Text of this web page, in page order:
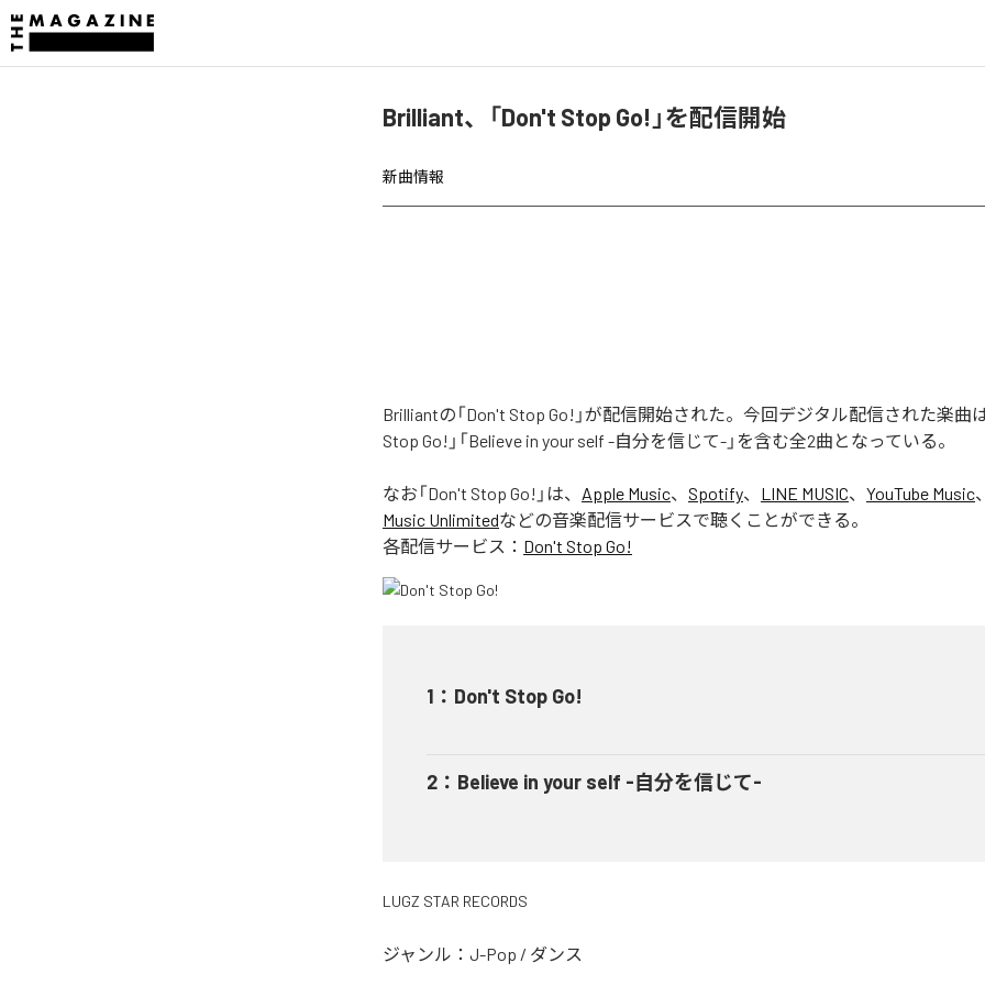
Brilliant、「Don't Stop Go!」を配信開始
新曲情報
Brilliantの「Don't Stop Go!」が配信開始された。今回デジタル配信された楽曲
Stop Go!」「Believe in your self -自分を信じて-」を含む全2曲となっている。
なお「Don't Stop Go! 」は、 Apple Music、 Spotify、 LINE MUSIC、 YouTube Music、
Music Unlimitedなどの音楽配信サービスで聴くことができる。
各配信サービス： Don't Stop Go!
1 ： Don't Stop Go!
2 ： Believe in your self -自分を信じて-
LUGZ STAR RECORDS
ジャンル： J-Pop / ダンス